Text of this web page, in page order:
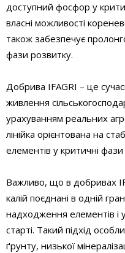
доступний фосфор у
власні можливості
також забезпечує
фази розвитку.
Добрива IFAGRI – це
живлення
урахуванням реальних
лінійка орієнтована на
елементів у критичні
Важливо, що в добривах
калій поєднані в одній
надходження елементів і
старті. Такий підхід
ґрунту, низької